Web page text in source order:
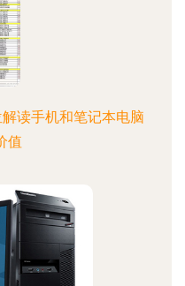
读手机和笔记本电脑
值